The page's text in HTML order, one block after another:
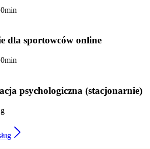
dla sportowców online
psychologiczna (stacjonarnie)